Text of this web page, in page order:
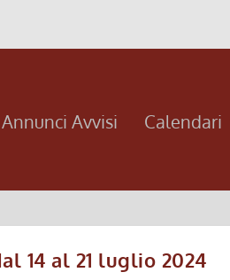
Annunci Avvisi Calendari
14 al 21 luglio 2024